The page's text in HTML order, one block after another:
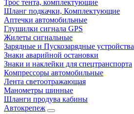
Трос тента, комплектующие
Шланг подкачки, Комплектующие
Аптечки автомобильные
Глушилки сигнала GPS
Жилеты сигнальные
Зарядные и Пускозарядные устройства
Знаки аварийной остановки
Знаки и наклейки для спецтранспорта
Компрессоры автомобильные
Лента светоотражающая
Манометры шинные
Шланги продува кабины
Автокрепеж